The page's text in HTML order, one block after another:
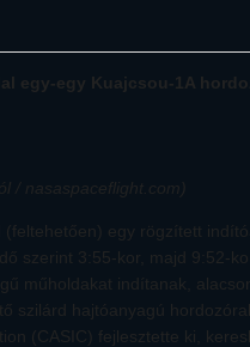
egy-egy Kuajcsou-1A
/ nasaspaceflight.com)
egy rögzített
szerint 3:55-kor, majd 9:52-
műholdakat indítanak,
szilárd hajtóanyagú
(CASIC) fejlesztette ki,